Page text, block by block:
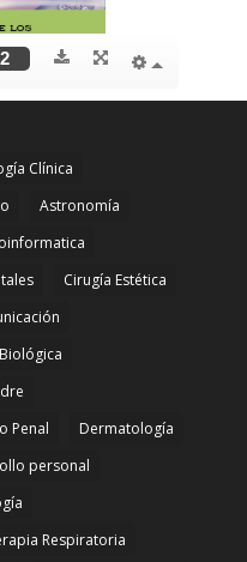
Clínica
Astronomía
Cirugía Estética
Penal
Dermatología
personal
Respiratoria